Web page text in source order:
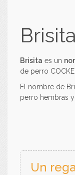
Brisita
Brisita es un
de perro
El nombre de
perro hembras
Un